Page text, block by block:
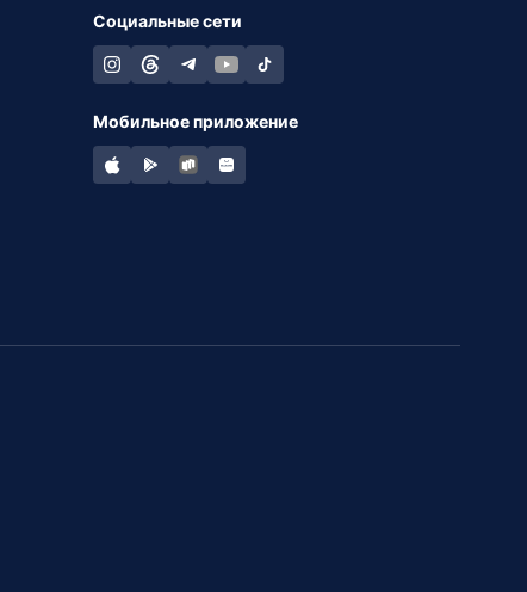
Социальные сети
Мобильное приложение